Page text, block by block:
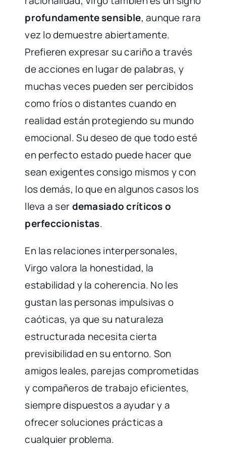
profundamente sensible, aunque rara
vez lo demuestre abiertamente.
Prefieren expresar su cariño a través
de acciones en lugar de palabras, y
muchas veces pueden ser percibidos
como fríos o distantes cuando en
realidad están protegiendo su mundo
emocional. Su deseo de que todo esté
en perfecto estado puede hacer que
sean exigentes consigo mismos y con
los demás, lo que en algunos casos los
lleva a serdemasiado críticos o
perfeccionistas.
En las relaciones interpersonales,
Virgo valora la honestidad, la
estabilidad y la coherencia. No les
gustan las personas impulsivas o
caóticas, ya que su naturaleza
estructurada necesita cierta
previsibilidad en su entorno. Son
amigos leales, parejas comprometidas
y compañeros de trabajo eficientes,
siempre dispuestos a ayudar y a
ofrecer soluciones prácticas a
cualquier problema.